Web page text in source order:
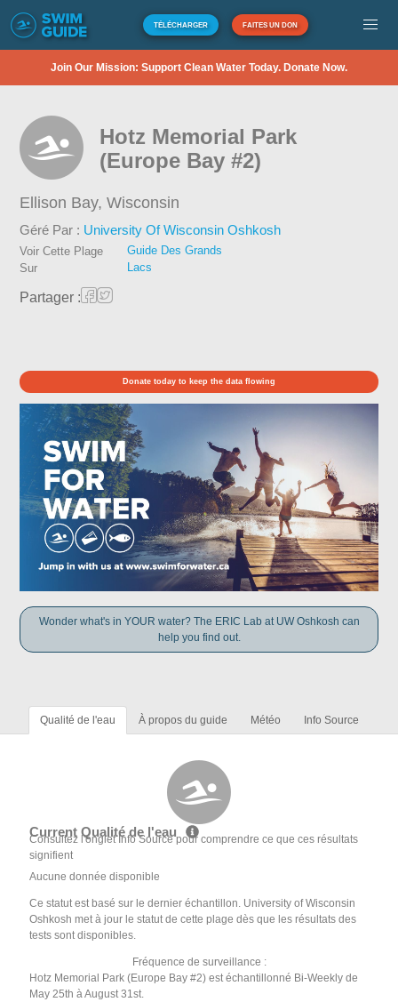
TÉLÉCHARGER FAITES UN DON
Join Our Mission: Support Clean Water Today. Donate Now.
Hotz Memorial Park
(Europe Bay #2)
Ellison Bay,Wisconsin
Géré Par : University Of Wisconsin Oshkosh
Voir Cette Plage
Sur
Guide Des Grands
Lacs
Partager :
Donate today to keep the data flowing
Wonder what's in YOUR water? The ERIC Lab at UW Oshkosh can
help you find out.
Qualité de l'eau À propos du guide Météo Info Source
Current Qualité de l'eau
Consultez l'onglet Info Source pour comprendre ce que ces résultats
signifient
Aucune donnée disponible
Ce statut est basé sur le dernier échantillon. University of Wisconsin
Oshkosh met à jour le statut de cette plage dès que les résultats des
tests sont disponibles.
Fréquence de surveillance :
Hotz Memorial Park (Europe Bay #2) est échantillonné Bi-Weekly de
May 25th à August 31st.